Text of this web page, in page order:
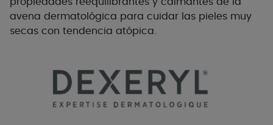
propiedades reequilibrantes y calmantes de la
avena dermatológica para cuidar las pieles muy
secas con tendencia atópica.